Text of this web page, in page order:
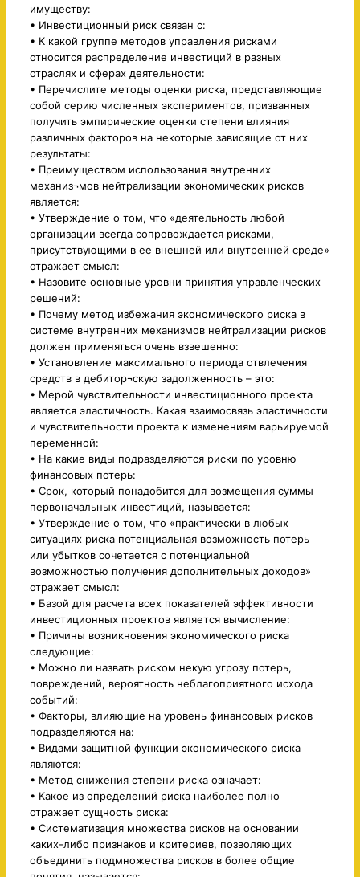
имуществу:
• Инвестиционный риск связан с:
• К какой группе методов управления рисками
относится распределение инвестиций в разных
отраслях и сферах деятельности:
• Перечислите методы оценки риска, представляющие
собой серию численных экспериментов, призванных
получить эмпирические оценки степени влияния
различных факторов на некоторые зависящие от них
результаты:
• Преимуществом использования внутренних
механиз¬мов нейтрализации экономических рисков
является:
• Утверждение о том, что «деятельность любой
организации всегда сопровождается рисками,
присутствующими в ее внешней или внутренней среде»
отражает смысл:
• Назовите основные уровни принятия управленческих
решений:
• Почему метод избежания экономического риска в
системе внутренних механизмов нейтрализации рисков
должен применяться очень взвешенно:
• Установление максимального периода отвлечения
средств в дебитор¬скую задолженность – это:
• Мерой чувствительности инвестиционного проекта
является эластичность. Какая взаимосвязь эластичности
и чувствительности проекта к изменениям варьируемой
переменной:
• На какие виды подразделяются риски по уровню
финансовых потерь:
• Срок, который понадобится для возмещения суммы
первоначальных инвестиций, называется:
• Утверждение о том, что «практически в любых
ситуациях риска потенциальная возможность потерь
или убытков сочетается с потенциальной
возможностью получения дополнительных доходов»
отражает смысл:
• Базой для расчета всех показателей эффективности
инвестиционных проектов является вычисление:
• Причины возникновения экономического риска
следующие:
• Можно ли назвать риском некую угрозу потерь,
повреждений, вероятность неблагоприятного исхода
событий:
• Факторы, влияющие на уровень финансовых рисков
подразделяются на:
• Видами защитной функции экономического риска
являются:
• Метод снижения степени риска означает:
• Какое из определений риска наиболее полно
отражает сущность риска:
• Систематизация множества рисков на основании
каких-либо признаков и критериев, позволяющих
объединить подмножества рисков в более общие